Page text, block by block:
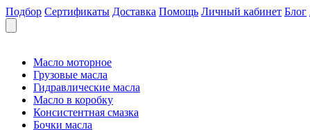
Подбор Сертификаты Доставка Помощь Личный кабинет Блог
Масло моторное
Грузовые масла
Гидравлические масла
Масло в коробку
Консистентная смазка
Бочки масла